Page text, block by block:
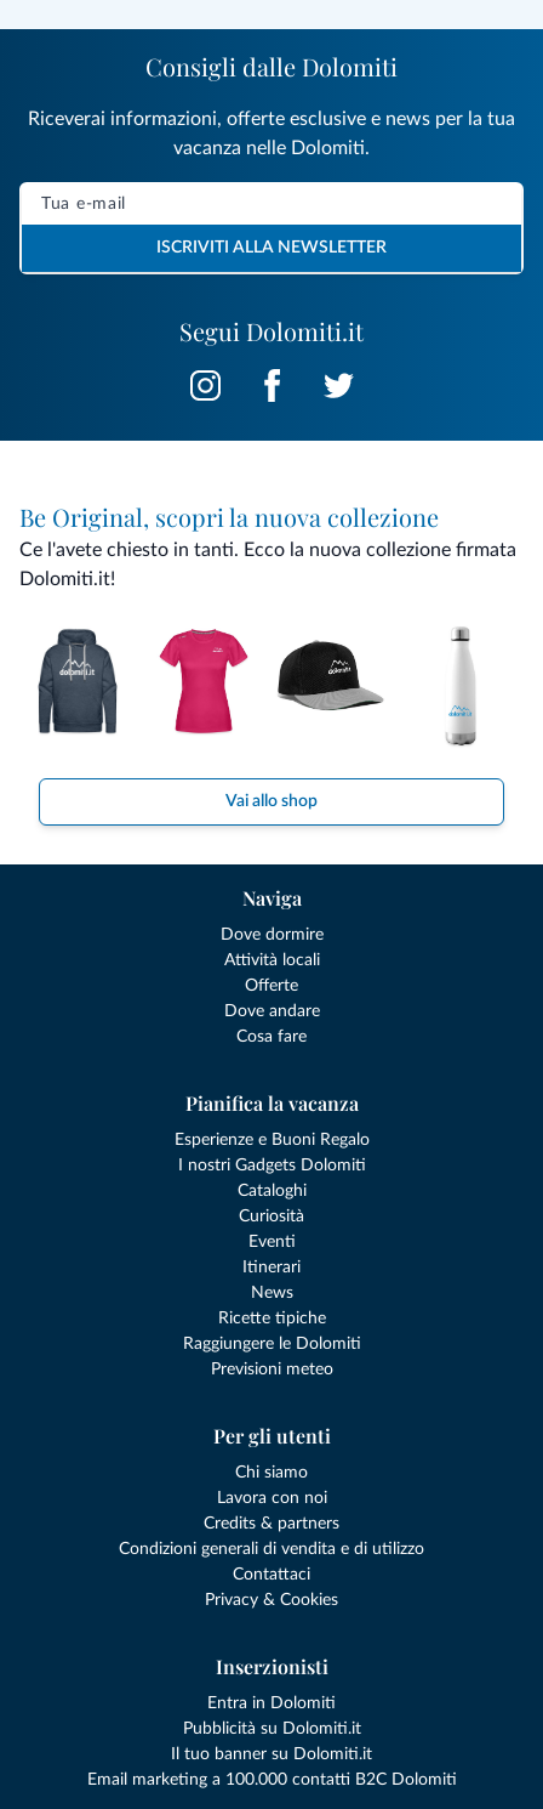
Segui Dolomiti.it
Consigli dalle Dolomiti
Riceverai informazioni, offerte esclusive e news per la tua
vacanza nelle Dolomiti.
ISCRIVITI ALLA NEWSLETTER
Be Original, scopri la nuova collezione
Ce l'avete chiesto in tanti. Ecco la nuova collezione firmata
Dolomiti.it!
Vai allo shop
Naviga
Dove dormire
Attività locali
Offerte
Dove andare
Cosa fare
Pianifica la vacanza
Esperienze e Buoni Regalo
I nostri Gadgets Dolomiti
Cataloghi
Curiosità
Eventi
Itinerari
News
Ricette tipiche
Raggiungere le Dolomiti
Previsioni meteo
Per gli utenti
Chi siamo
Lavora con noi
Credits & partners
Condizioni generali di vendita e di utilizzo
Contattaci
Privacy & Cookies
Inserzionisti
Entra in Dolomiti
Pubblicità su Dolomiti.it
Il tuo banner su Dolomiti.it
Email marketing a 100.000 contatti B2C Dolomiti